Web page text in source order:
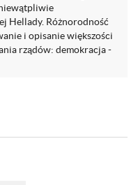
Hellady. Różnorodność
i opisanie większości
rządów: demokracja -